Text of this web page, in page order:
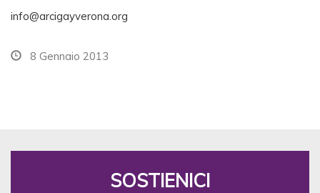
info@arcigayverona.org
8 Gennaio 2013
SOSTIENICI